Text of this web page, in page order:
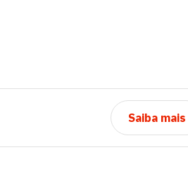
Saiba mais